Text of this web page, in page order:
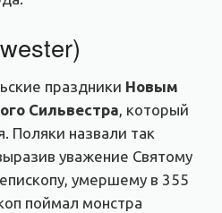
праздники Новым
Сильвестра, который
Поляки назвали так
уважение Святому
умершему в 355
поймал монстра